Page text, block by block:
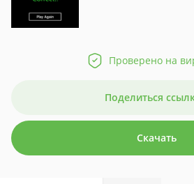
Проверено на
Поделиться
Скачать